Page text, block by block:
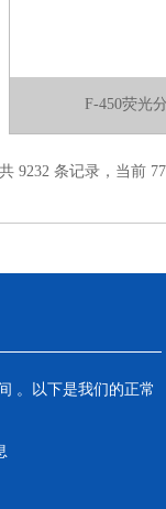
F-450荧光
共 9232 条记录，当前
。以下是我们的正常